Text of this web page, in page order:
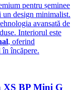
pentru șeminee
un design minimalist.
avansată de
Interiorul este
, oferind
încăpere.
XS BP Mini G